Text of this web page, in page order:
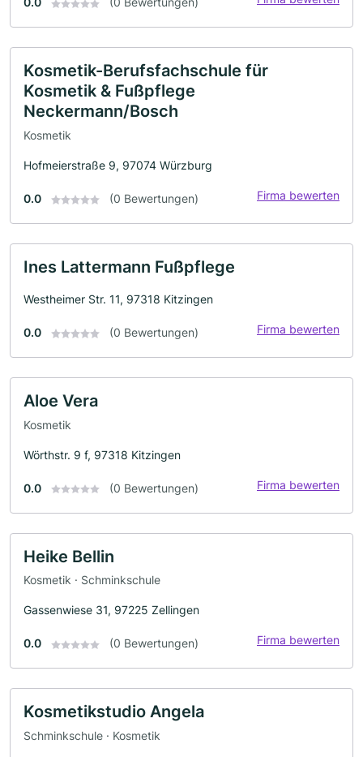
Kosmetik-Berufsfachschule für
Kosmetik & Fußpflege
Neckermann/Bosch
Kosmetik
Hofmeierstraße 9, 97074 Würzburg
0.0 (0 Bewertungen) Firma bewerten
Ines Lattermann Fußpflege
Westheimer Str. 11, 97318 Kitzingen
0.0 (0 Bewertungen) Firma bewerten
Aloe Vera
Kosmetik
Wörthstr. 9 f, 97318 Kitzingen
0.0 (0 Bewertungen) Firma bewerten
Heike Bellin
Kosmetik · Schminkschule
Gassenwiese 31, 97225 Zellingen
0.0 (0 Bewertungen) Firma bewerten
Kosmetikstudio Angela
Schminkschule · Kosmetik